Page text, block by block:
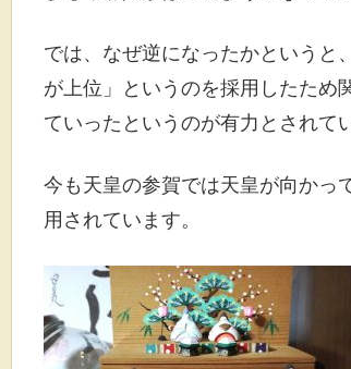
では、なぜ逆になったかというと
が上位」というのを採用したため
ていったというのが有力とされて
今も天皇の参賀では天皇が向かっ
用されています。